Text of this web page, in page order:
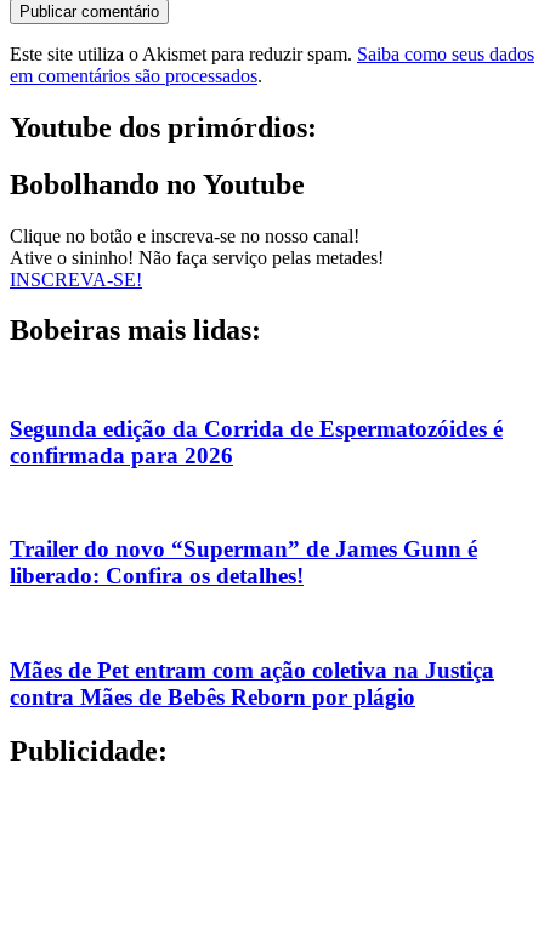
Este site utiliza o Akismet para reduzir spam. Saiba como seus dados
em comentários são processados.
Youtube dos primórdios:
Bobolhando no Youtube
Clique no botão e inscreva-se no nosso canal!
Ative o sininho! Não faça serviço pelas metades!
INSCREVA-SE!
Bobeiras mais lidas:
Segunda edição da Corrida de Espermatozóides é
confirmada para 2026
Trailer do novo “Superman” de James Gunn é
liberado: Confira os detalhes!
Mães de Pet entram com ação coletiva na Justiça
contra Mães de Bebês Reborn por plágio
Publicidade: